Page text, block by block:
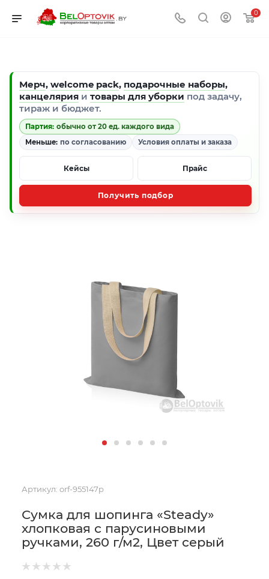
0
Мерч, welcome pack, подарочные наборы,
канцелярия и товары для уборки под задачу,
тираж и бюджет.
Партия: обычно от 20 ед. каждого вида
Меньше: по согласованию Условия оплаты и заказа
Кейсы Прайс
Получить подбор
Артикул: orf-955147p
Сумка для шопинга «Steady»
хлопковая с парусиновыми
ручками, 260 г/м2, Цвет серый